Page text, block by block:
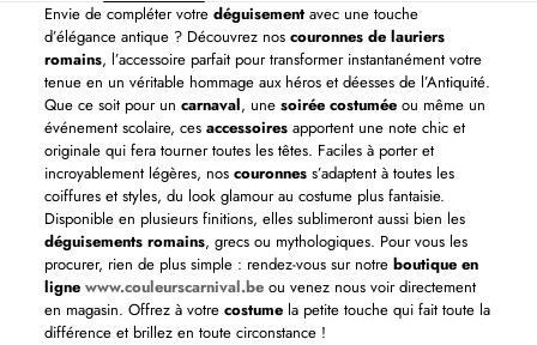
Envie de compléter votre déguisementavec une touche
d’élégance antique ? Découvrez nos couronnes de lauriers
romains, l’accessoire parfait pour transformer instantanément votre
tenue en un véritable hommage aux héros et déesses de l’Antiquité.
Que ce soit pour un carnaval, une soirée costuméeou même un
événement scolaire, ces accessoiresapportent une note chic et
originale qui fera tourner toutes les têtes. Faciles à porter et
incroyablement légères, nos couronness’adaptent à toutes les
coiffures et styles, du look glamour au costume plus fantaisie.
Disponible en plusieurs finitions, elles sublimeront aussi bien les
déguisements romains, grecs ou mythologiques. Pour vous les
procurer, rien de plus simple : rendez-vous sur notre boutique en
ligne www.couleurscarnival.beou venez nous voir directement
en magasin. Offrez à votre costumela petite touche qui fait toute la
différence et brillez en toute circonstance !